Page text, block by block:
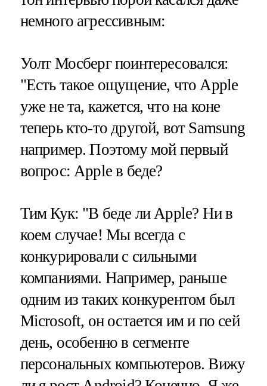
немного агрессивным:
Уолт Мосберг поинтересовался:
"Есть такое ощущение, что Apple
уже не та, кажется, что на коне
теперь кто-то другой, вот Samsung
например. Поэтому мой первый
вопрос: Apple в беде?
Тим Кук: "В беде ли Apple? Ни в
коем случае! Мы всегда с
конкурировали с сильными
компаниями. Например, раньше
одним из таких конкурентом был
Microsoft, он остается им и по сей
день, особенно в сегменте
персональных компьютеров. Вижу